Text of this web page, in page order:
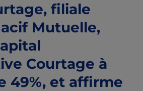
filiale
Mutuelle,
Courtage à
49%, et affirme